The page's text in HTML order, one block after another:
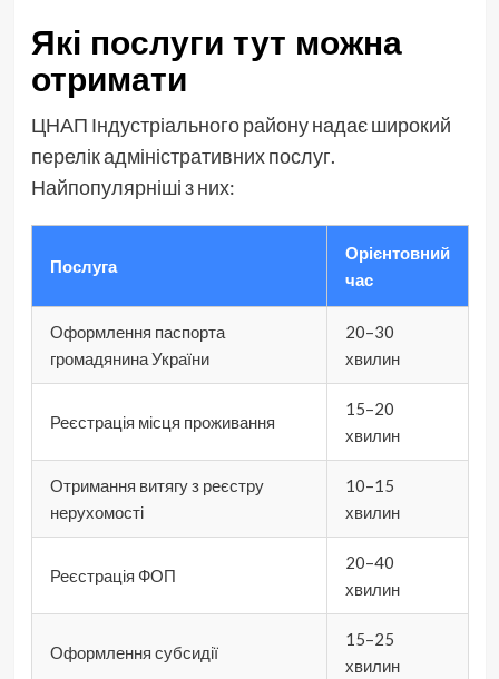
Які послуги тут можна
отримати
ЦНАП Індустріального району надає широкий
перелік адміністративних послуг.
Найпопулярніші з них:
Послуга
Орієнтовний
час
Оформлення паспорта
громадянина України
20–30
хвилин
Реєстрація місця проживання
15–20
хвилин
Отримання витягу з реєстру
нерухомості
10–15
хвилин
Реєстрація ФОП
20–40
хвилин
Оформлення субсидії
15–25
хвилин